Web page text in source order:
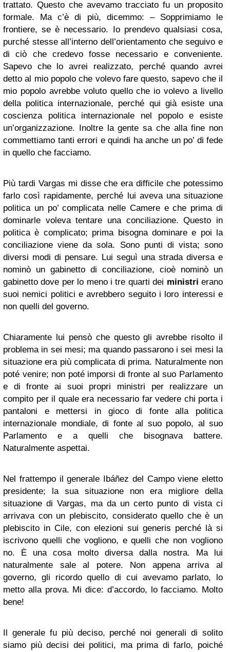
trattato. Questo che avevamo tracciato fu un proposito
formale. Ma c’è di più, dicemmo: – Sopprimiamo le
frontiere, se è necessario. Io prendevo qualsiasi cosa,
purché stesse all’interno dell’orientamento che seguivo e
di ciò che credevo fosse necessario e conveniente.
Sapevo che lo avrei realizzato, perché quando avrei
detto al mio popolo che volevo fare questo, sapevo che il
mio popolo avrebbe voluto quello che io volevo a livello
della politica internazionale, perché qui già esiste una
coscienza politica internazionale nel popolo e esiste
un’organizzazione. Inoltre la gente sa che alla fine non
commettiamo tanti errori e quindi ha anche un po’ di fede
in quello che facciamo.
Più tardi Vargas mi disse che era difficile che potessimo
farlo così rapidamente, perché lui aveva una situazione
politica un po’ complicata nelle Camere e che prima di
dominarle voleva tentare una conciliazione. Questo in
politica è complicato; prima bisogna dominare e poi la
conciliazione viene da sola. Sono punti di vista; sono
diversi modi di pensare. Lui seguì una strada diversa e
nominò un gabinetto di conciliazione, cioè nominò un
gabinetto dove per lo meno i tre quarti dei ministri erano
suoi nemici politici e avrebbero seguito i loro interessi e
non quelli del governo.
Chiaramente lui pensò che questo gli avrebbe risolto il
problema in sei mesi; ma quando passarono i sei mesi la
situazione era più complicata di prima. Naturalmente non
poté venire; non poté imporsi di fronte al suo Parlamento
e di fronte ai suoi propri ministri per realizzare un
compito per il quale era necessario far vedere chi porta i
pantaloni e mettersi in gioco di fonte alla politica
internazionale mondiale, di fonte al suo popolo, al suo
Parlamento e a quelli che bisognava battere.
Naturalmente aspettai.
Nel frattempo il generale Ibáñez del Campo viene eletto
presidente; la sua situazione non era migliore della
situazione di Vargas, ma da un certo punto di vista ci
arrivava con un plebiscito, considerato quello che è un
plebiscito in Cile, con elezioni sui generis perché là si
iscrivono quelli che vogliono, e quelli che non vogliono
no. È una cosa molto diversa dalla nostra. Ma lui
naturalmente sale al potere. Non appena arriva al
governo, gli ricordo quello di cui avevamo parlato, lo
metto alla prova. Mi dice: d’accordo, lo facciamo. Molto
bene!
Il generale fu più deciso, perché noi generali di solito
siamo più decisi dei politici, ma prima di farlo, poiché